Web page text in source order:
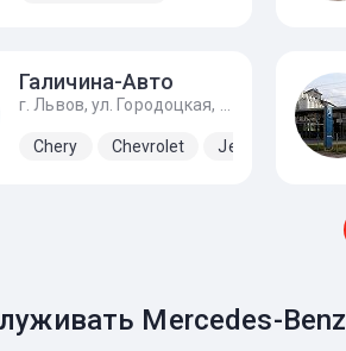
Галичина-Авто
Chery Chevrolet Jeep Kia
Mercedes-